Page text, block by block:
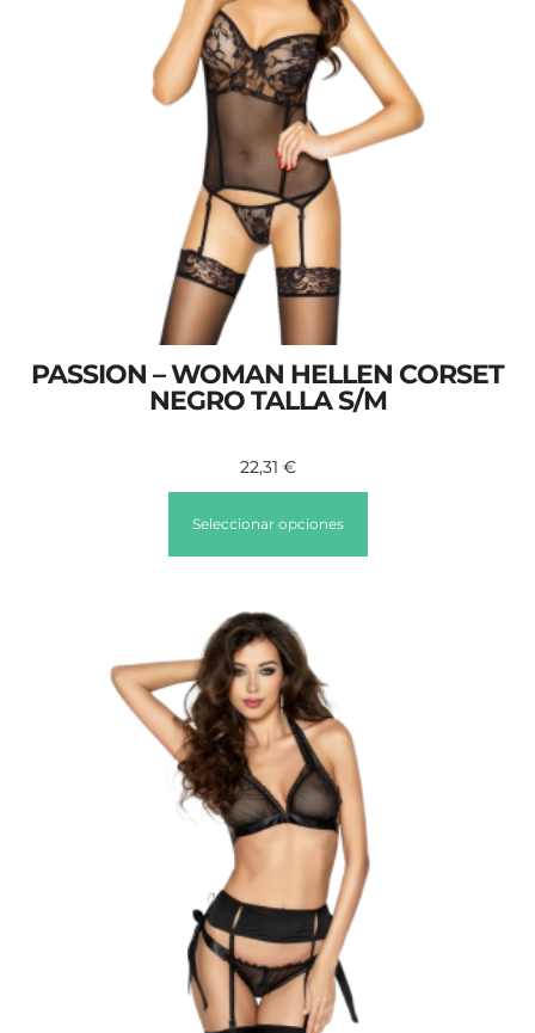
PASSION – WOMAN HELLEN CORSET
NEGRO TALLA S/M
22,31 €
Seleccionar opciones